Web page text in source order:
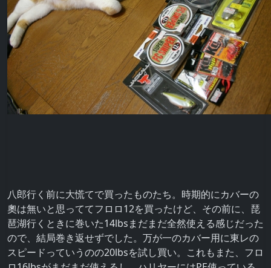
八郎行く前に大慌てで買ったものたち。時期的にカバーの
奧は無いと思っててフロロ12を買ったけど、その前に、琵
琶湖行くときに巻いた14lbsまだまだ全然使える感じだった
ので、結局巻き返せずでした。万が一のカバー用に東レの
スピードっていうのの20lbsを試し買い。これもまた、フロ